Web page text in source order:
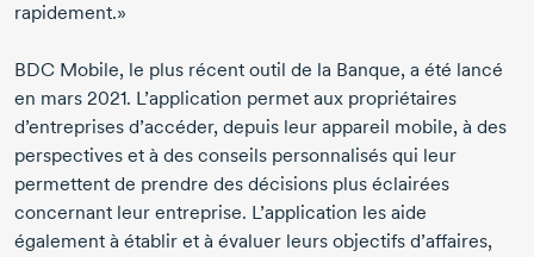
rapidement.»
BDC Mobile, le plus récent outil de la Banque, a été lancé
en mars 2021. L’application permet aux propriétaires
d’entreprises d’accéder, depuis leur appareil mobile, à des
perspectives et à des conseils personnalisés qui leur
permettent de prendre des décisions plus éclairées
concernant leur entreprise. L’application les aide
également à établir et à évaluer leurs objectifs d’affaires,